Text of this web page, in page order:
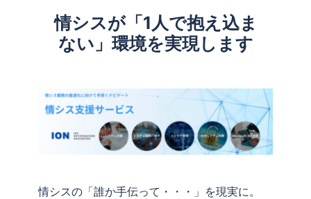
情シスが「1人で抱え込ま
ない」環境を実現します
情シスの「誰か手伝って・・・」を現実に。